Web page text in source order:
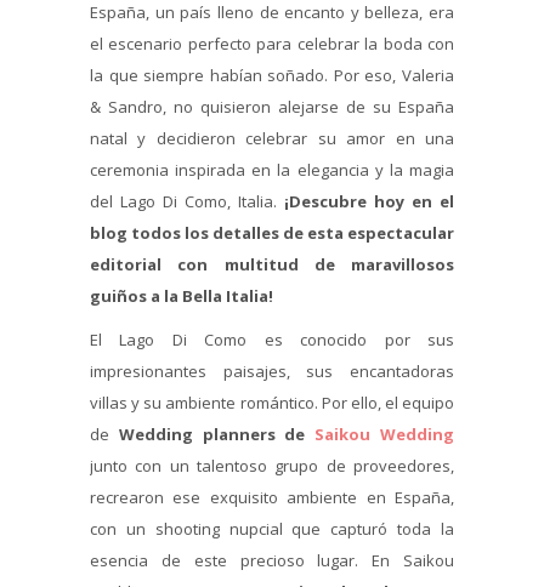
España, un país lleno de encanto y belleza, era
el escenario perfecto para celebrar la boda con
la que siempre habían soñado. Por eso, Valeria
& Sandro, no quisieron alejarse de su España
natal y decidieron celebrar su amor en una
ceremonia inspirada en la elegancia y la magia
del Lago Di Como, Italia. ¡Descubre hoy en el
blog todos los detalles de esta espectacular
editorial con multitud de maravillosos
guiños a la Bella Italia!
El Lago Di Como es conocido por sus
impresionantes paisajes, sus encantadoras
villas y su ambiente romántico. Por ello, el equipo
de Wedding planners de Saikou Wedding
junto con un talentoso grupo de proveedores,
recrearon ese exquisito ambiente en España,
con un shooting nupcial que capturó toda la
esencia de este precioso lugar. En Saikou